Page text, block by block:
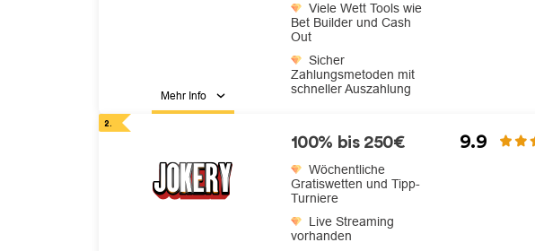
Mehr Info
Viele Wett Tools wie
Bet Builder und Cash
Out
Sicher
Zahlungsmetoden mit
schneller Auszahlung
100% bis 250€
Wöchentliche
Gratiswetten und Tipp-
Turniere
Live Streaming
vorhanden
9.9